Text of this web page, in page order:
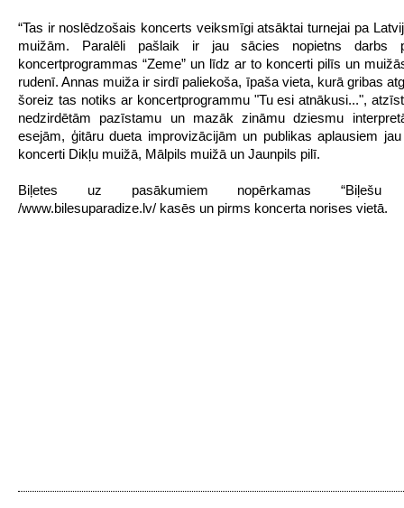
“Tas ir noslēdzošais koncerts veiksmīgi atsāktai turnejai pa
muižām. Paralēli pašlaik ir jau sācies nopietns darbs
koncertprogrammas “Zeme” un līdz ar to koncerti pilīs un
rudenī. Annas muiža ir sirdī paliekoša, īpaša vieta, kurā gribas
šoreiz tas notiks ar koncertprogrammu "Tu esi atnākusi...",
nedzirdētām pazīstamu un mazāk zināmu dziesmu
esejām, ģitāru dueta improvizācijām un publikas aplausiem
koncerti Dikļu muižā, Mālpils muižā un Jaunpils pilī.
Biļetes uz pasākumiem nopērkamas “Biļešu
/www.bilesuparadize.lv/ kasēs un pirms koncerta norises vietā.